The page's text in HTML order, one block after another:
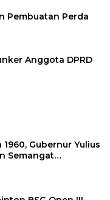
Pembuatan Perda
Anggota DPRD
Gubernur Yulius
Semangat